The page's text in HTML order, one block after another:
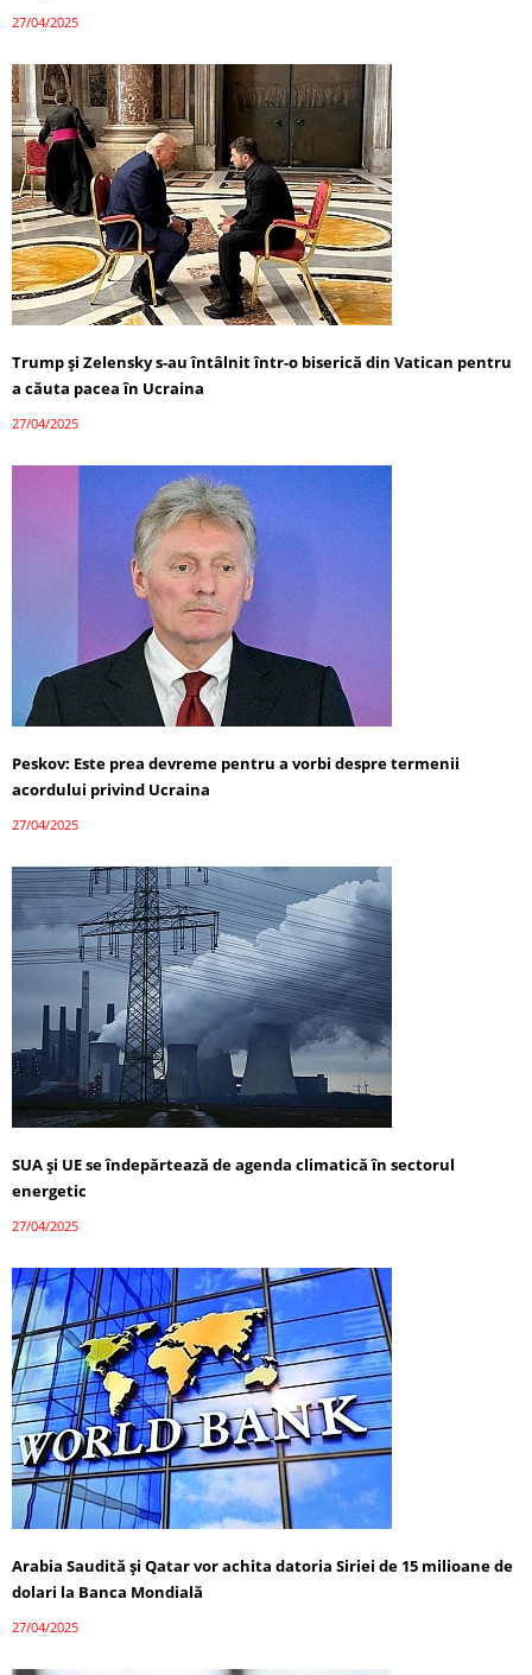
27/04/2025
Trump și Zelensky s-au întâlnit într-o biserică din Vatican pentru
a căuta pacea în Ucraina
27/04/2025
Peskov: Este prea devreme pentru a vorbi despre termenii
acordului privind Ucraina
27/04/2025
SUA și UE se îndepărtează de agenda climatică în sectorul
energetic
27/04/2025
Arabia Saudită și Qatar vor achita datoria Siriei de 15 milioane de
dolari la Banca Mondială
27/04/2025